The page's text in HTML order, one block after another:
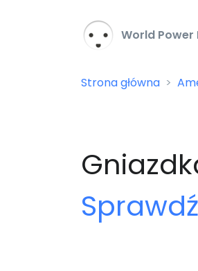
World Power
Strona główna